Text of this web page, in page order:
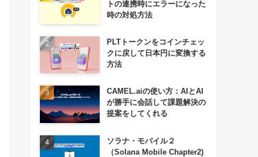
トの連携時にエラーになった
時の対処方法
PLTトークンをコインチェッ
クに戻して日本円に変換する
方法
CAMEL.aiの使い方：AIとAI
が勝手に会話して課題解決の
提案をしてくれる
ソラナ・モバイル２
（Solana Mobile Chapter2)